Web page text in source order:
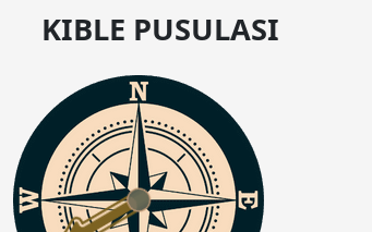
KIBLE PUSULASI